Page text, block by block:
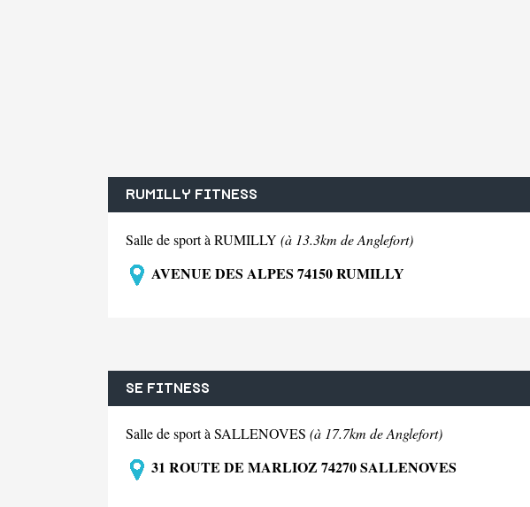
RUMILLY FITNESS
Salle de sport à RUMILLY (à 13.3km de Anglefort)
AVENUE DES ALPES 74150 RUMILLY
SE FITNESS
Salle de sport à SALLENOVES (à 17.7km de Anglefort)
31 ROUTE DE MARLIOZ 74270 SALLENOVES